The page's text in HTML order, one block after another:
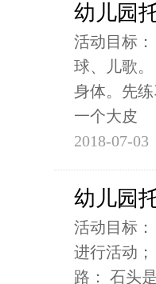
幼儿园
活动目标
球、儿歌
身体。先
一个大皮
2018-07-03
幼儿园
活动目标
进行活动
路： 石头